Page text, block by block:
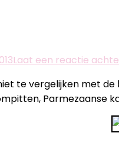
Laat een reactie
te vergelijken met
Parmezaanse